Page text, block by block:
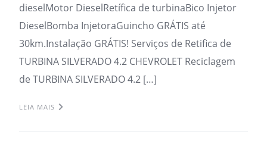
dieselMotor DieselRetífica de turbinaBico Injetor
DieselBomba InjetoraGuincho GRÁTIS até
30km.Instalação GRÁTIS! Serviços de Retifica de
TURBINA SILVERADO 4.2 CHEVROLET Reciclagem
de TURBINA SILVERADO 4.2 […]
LEIA MAIS